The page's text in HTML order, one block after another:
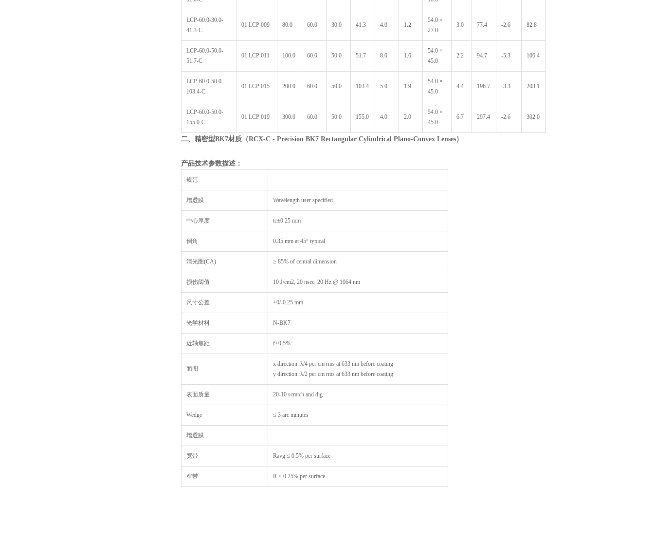
LCP-60.0-30.0-
41.3-C
01 LCP 009 80.0 60.0 30.0 41.3 4.0 1.2
54.0 ×
27.0
3.0 77.4 -2.6 82.8
LCP-60.0-50.0-
51.7-C
01 LCP 011 100.0 60.0 50.0 51.7 8.0 1.6
54.0 ×
45.0
2.2 94.7 -5.3 106.4
LCP-60.0-50.0-
103.4-C
01 LCP 015 200.0 60.0 50.0 103.4 5.0 1.9
54.0 ×
45.0
4.4 196.7 -3.3 203.1
LCP-60.0-50.0-
155.0-C
01 LCP 019 300.0 60.0 50.0 155.0 4.0 2.0
54.0 ×
45.0
6.7 297.4 -2.6 302.0
二、精密型BK7材质（RCX-C - Precision BK7 Rectangular Cylindrical Plano-Convex Lenses）
产品技术参数描述：
规范
增透膜 Wavelength user specified
中心厚度 tc±0.25 mm
倒角 0.35 mm at 45° typical
清光圈(CA) ≥ 85% of central dimension
损伤阈值 10 J/cm2, 20 nsec, 20 Hz @ 1064 nm
尺寸公差 +0/-0.25 mm
光学材料 N-BK7
近轴焦距 f±0.5%
面图
x direction: λ/4 per cm rms at 633 nm before coating
y direction: λ/2 per cm rms at 633 nm before coating
表面质量 20-10 scratch and dig
Wedge ≤ 3 arc minutes
增透膜
宽带 Ravg ≤ 0.5% per surface
窄带 R ≤ 0.25% per surface